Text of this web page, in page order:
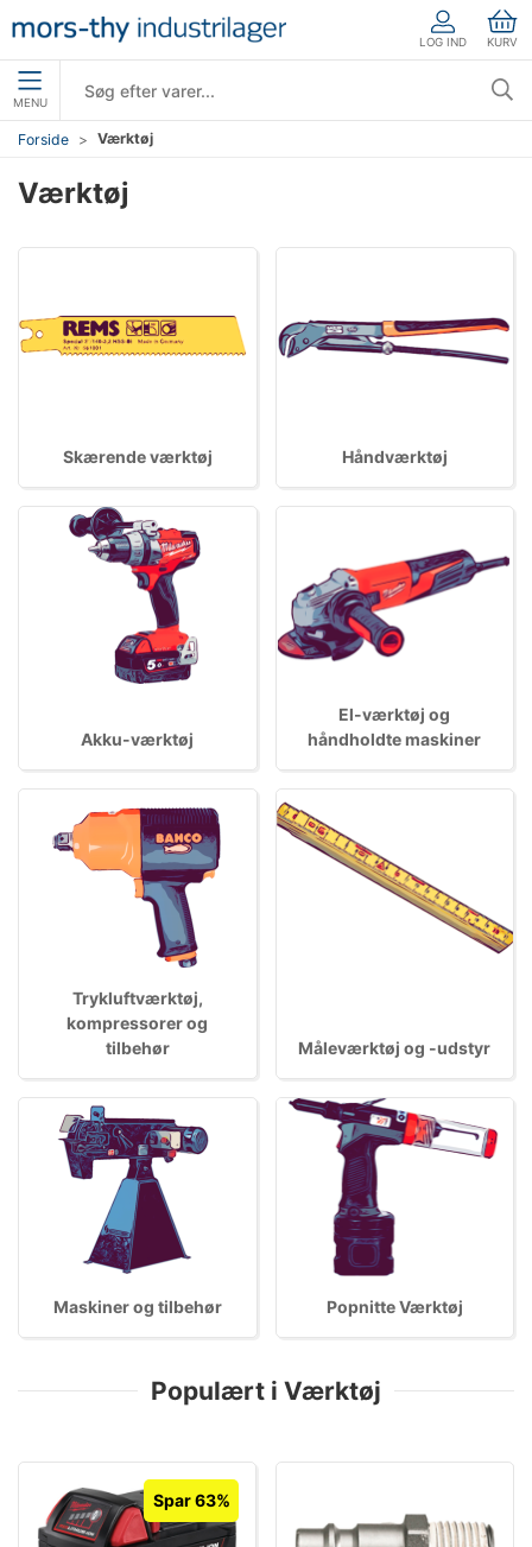
LOG IND KURV
MENU
Forside Værktøj
Værktøj
Skærende værktøj Håndværktøj
Akku-værktøj
El-værktøj og
håndholdte maskiner
Trykluftværktøj,
kompressorer og
tilbehør
Måleværktøj og -udstyr
Maskiner og tilbehør Popnitte Værktøj
Populært i Værktøj
Spar 63%